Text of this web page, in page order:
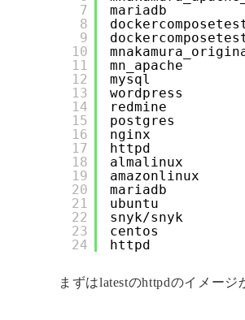
7
8
9
10
11
12
13
14
15
16
17
18
19
20
21
22
23
24
mariadb
mn_apache
mysql
wordpress
redmine
postgres
nginx
httpd
almalinux
amazonlinux
mariadb
ubuntu
snyk/snyk
centos
httpd
まずはlatestのhttpdのイメージ